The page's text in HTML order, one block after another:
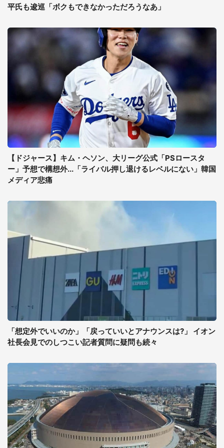
平氏も逡巡「ボクもできなかっただろうなあ」
【ドジャース】キム・ヘソン、大リーグ公式「PSロースタ
ー」予想で構想外...「ライバル押し退けるレベルにない」韓国
メディア悲痛
「想定外でいいのか」「戻っていいとアナウンスは?」 イオン
社長会見でのしつこい記者質問に疑問も続々